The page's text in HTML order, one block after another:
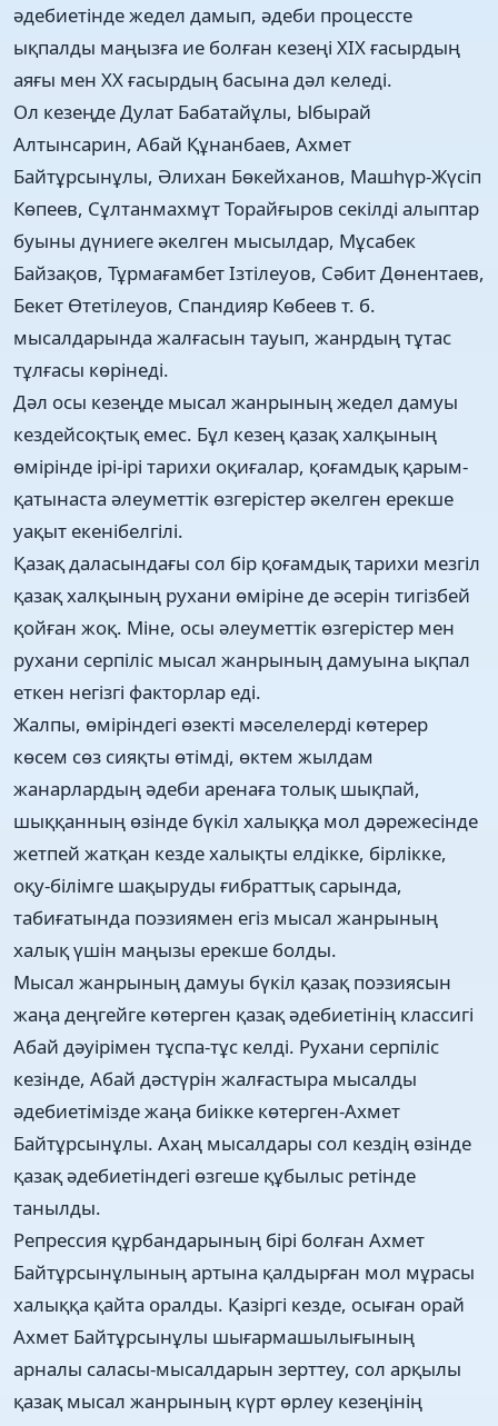
әдебиетінде жедел дамып, әдеби процессте
ықпалды маңызға ие болған кезеңі XIX ғасырдың
аяғы мен XX ғасырдың басына дәл келеді.
Ол кезеңде Дулат Бабатайұлы, Ыбырай
Алтынсарин, Абай Құнанбаев, Ахмет
Байтұрсынұлы, Әлихан Бөкейханов, Машһүр-Жүсіп
Көпеев, Сұлтанмахмұт Торайғыров секілді алыптар
буыны дүниеге әкелген мысылдар, Мұсабек
Байзақов, Тұрмағамбет Ізтілеуов, Сәбит Дөнентаев,
Бекет Өтетілеуов, Спандияр Көбеев т. б.
мысалдарында жалғасын тауып, жанрдың тұтас
тұлғасы көрінеді.
Дәл осы кезеңде мысал жанрының жедел дамуы
кездейсоқтық емес. Бұл кезең қазақ халқының
өмірінде ірі-ірі тарихи оқиғалар, қоғамдық қарым-
қатынаста әлеуметтік өзгерістер әкелген ерекше
уақыт екенібелгілі.
Қазақ даласындағы сол бір қоғамдық тарихи мезгіл
қазақ халқының рухани өміріне де әсерін тигізбей
қойған жоқ. Міне, осы әлеуметтік өзгерістер мен
рухани серпіліс мысал жанрының дамуына ықпал
еткен негізгі факторлар еді.
Жалпы, өміріндегі өзекті мәселелерді көтерер
көсем сөз сияқты өтімді, өктем жылдам
жанарлардың әдеби аренаға толық шықпай,
шыққанның өзінде бүкіл халыққа мол дәрежесінде
жетпей жатқан кезде халықты елдікке, бірлікке,
оқу-білімге шақыруды ғибраттық сарында,
табиғатында поэзиямен егіз мысал жанрының
халық үшін маңызы ерекше болды.
Мысал жанрының дамуы бүкіл қазақ поэзиясын
жаңа деңгейге көтерген қазақ әдебиетінің классигі
Абай дәуірімен тұспа-тұс келді. Рухани серпіліс
кезінде, Абай дәстүрін жалғастыра мысалды
әдебиетімізде жаңа биікке көтерген-Ахмет
Байтұрсынұлы. Ахаң мысалдары сол кездің өзінде
қазақ әдебиетіндегі өзгеше құбылыс ретінде
танылды.
Репрессия құрбандарының бірі болған Ахмет
Байтұрсынұлының артына қалдырған мол мұрасы
халыққа қайта оралды. Қазіргі кезде, осыған орай
Ахмет Байтұрсынұлы шығармашылығының
арналы саласы-мысалдарын зерттеу, сол арқылы
қазақ мысал жанрының күрт өрлеу кезеңінің